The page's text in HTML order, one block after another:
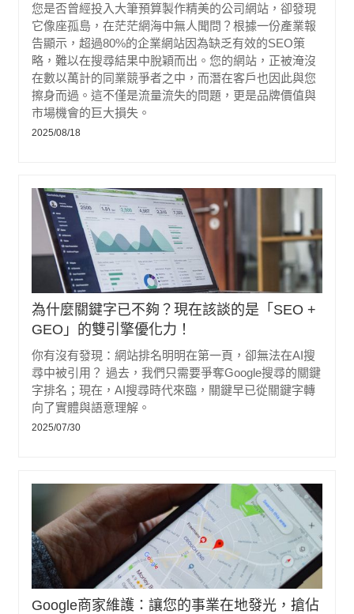
您是否曾經投入大筆預算製作精美的公司網站，卻發現
它像座孤島，在茫茫網海中無人聞問？根據一份產業報
告顯示，超過80%的企業網站因為缺乏有效的SEO策
略，難以在搜尋結果中脫穎而出。您的網站，正被淹沒
在數以萬計的同業競爭者之中，而潛在客戶也因此與您
擦身而過。這不僅是流量流失的問題，更是品牌價值與
市場機會的巨大損失。
2025/08/18
為什麼關鍵字已不夠？現在該談的是「SEO +
GEO」的雙引擎優化力！
你有沒有發現：網站排名明明在第一頁，卻無法在AI搜
尋中被引用？ 過去，我們只需要爭奪Google搜尋的關鍵
字排名；現在，AI搜尋時代來臨，關鍵早已從關鍵字轉
向了實體與語意理解。
2025/07/30
Google商家維護：讓您的事業在地發光，搶佔